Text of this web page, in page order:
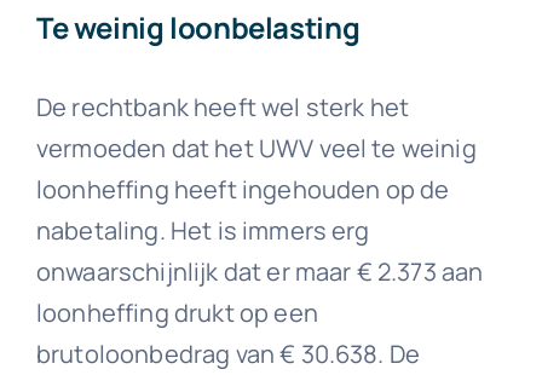
Te weinig loonbelasting
De rechtbank heeft wel sterk het
vermoeden dat het UWV veel te weinig
loonheffing heeft ingehouden op de
nabetaling. Het is immers erg
onwaarschijnlijk dat er maar € 2.373 aan
loonheffing drukt op een
brutoloonbedrag van € 30.638. De